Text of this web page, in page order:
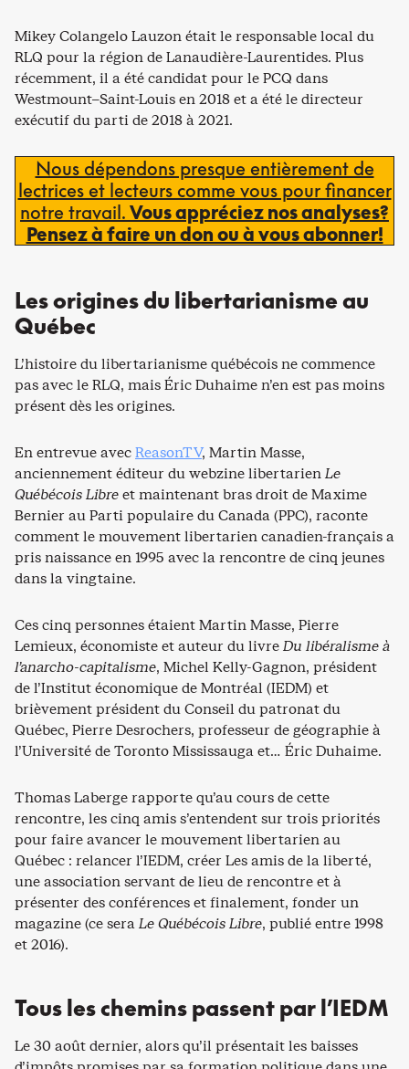
Mikey Colangelo Lauzon était le responsable local du
RLQ pour la région de Lanaudière-Laurentides. Plus
récemment, il a été candidat pour le PCQ dans
Westmount–Saint-Louis en 2018 et a été le directeur
exécutif du parti de 2018 à 2021.
Nous dépendons presque entièrement de
lectrices et lecteurs comme vous pour financer
notre travail. Vous appréciez nos analyses?
Pensez à faire un don ou à vous abonner!
Les origines du libertarianisme au
Québec
L’histoire du libertarianisme québécois ne commence
pas avec le RLQ, mais Éric Duhaime n’en est pas moins
présent dès les origines.
En entrevue avecReasonTV, Martin Masse,
anciennement éditeur du webzine libertarienLe
Québécois Libreet maintenant bras droit de Maxime
Bernier au Parti populaire du Canada (PPC), raconte
comment le mouvement libertarien canadien-français a
pris naissance en 1995 avec la rencontre de cinq jeunes
dans la vingtaine.
Ces cinq personnes étaient Martin Masse, Pierre
Lemieux, économiste et auteur du livreDu libéralisme à
l’anarcho-capitalisme, Michel Kelly-Gagnon, président
de l’Institut économique de Montréal (IEDM) et
brièvement président du Conseil du patronat du
Québec, Pierre Desrochers, professeur de géographie à
l’Université de Toronto Mississauga et… Éric Duhaime.
Thomas Laberge rapporte qu’au cours de cette
rencontre, les cinq amis s’entendent sur trois priorités
pour faire avancer le mouvement libertarien au
Québec : relancer l’IEDM, créer Les amis de la liberté,
une association servant de lieu de rencontre et à
présenter des conférences et finalement, fonder un
magazine (ce seraLe Québécois Libre, publié entre 1998
et 2016).
Tous les chemins passent par l’IEDM
Le 30 août dernier, alors qu’il présentait les baisses